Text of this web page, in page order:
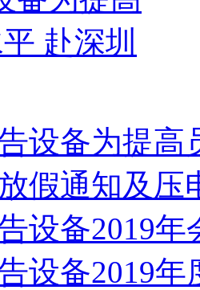
设备为提高
假通知及压
设备2019
设备2019